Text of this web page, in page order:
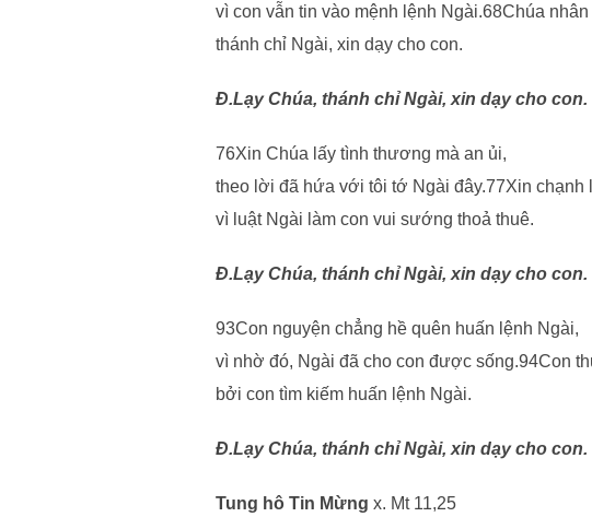
vì con vẫn tin vào mệnh lệnh Ngài.68Chúa
thánh chỉ Ngài, xin dạy cho con.
Đ.Lạy Chúa, thánh chỉ Ngài, xin dạy cho con.
76Xin Chúa lấy tình thương mà an ủi,
theo lời đã hứa với tôi tớ Ngài đây.77Xin
vì luật Ngài làm con vui sướng thoả thuê.
Đ.Lạy Chúa, thánh chỉ Ngài, xin dạy cho con.
93Con nguyện chẳng hề quên huấn lệnh Ngài,
vì nhờ đó, Ngài đã cho con được sống.94Con
bởi con tìm kiếm huấn lệnh Ngài.
Đ.Lạy Chúa, thánh chỉ Ngài, xin dạy cho con.
Tung hô Tin Mừng x. Mt 11,25